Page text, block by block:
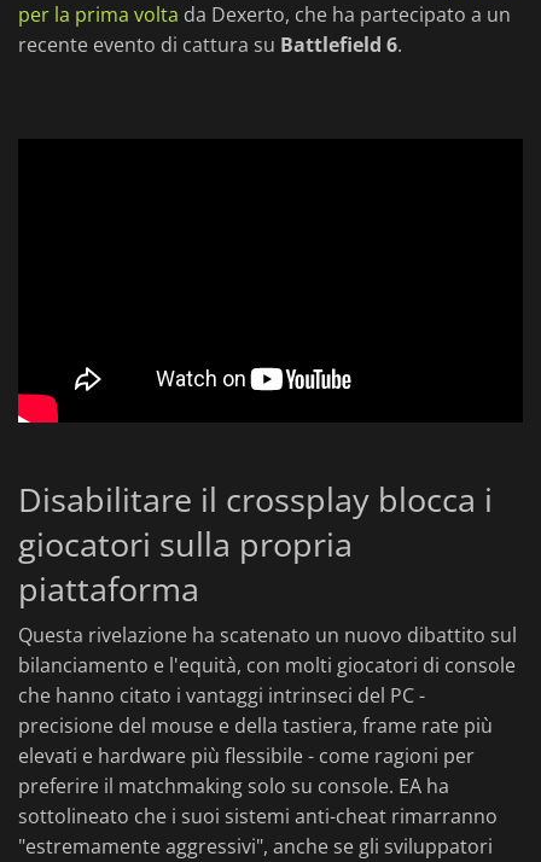
per la prima volta da Dexerto, che ha partecipato a un
recente evento di cattura su Battlefield 6.
Disabilitare il crossplay blocca i
giocatori sulla propria
piattaforma
Questa rivelazione ha scatenato un nuovo dibattito sul
bilanciamento e l'equità, con molti giocatori di console
che hanno citato i vantaggi intrinseci del PC -
precisione del mouse e della tastiera, frame rate più
elevati e hardware più flessibile - come ragioni per
preferire il matchmaking solo su console. EA ha
sottolineato che i suoi sistemi anti-cheat rimarranno
"estremamente aggressivi", anche se gli sviluppatori